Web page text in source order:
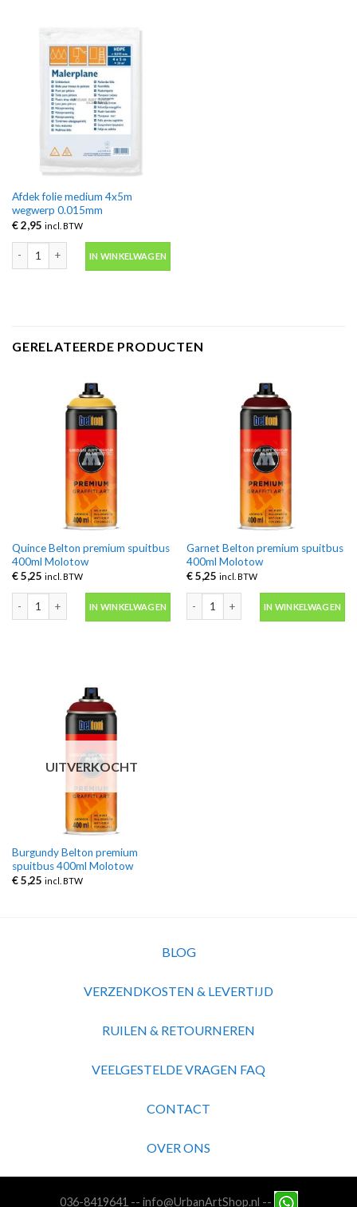
Afdek folie medium 4x5m
wegwerp 0.015mm
€2,95 incl. BTW
IN WINKELWAGEN
GERELATEERDE PRODUCTEN
Quince Belton premium spuitbus
400ml Molotow
€5,25 incl. BTW
IN WINKELWAGEN
Garnet Belton premium spuitbus
400ml Molotow
€5,25 incl. BTW
IN WINKELWAGEN
UITVERKOCHT
Burgundy Belton premium
spuitbus 400ml Molotow
€5,25 incl. BTW
BLOG
VERZENDKOSTEN & LEVERTIJD
RUILEN & RETOURNEREN
VEELGESTELDE VRAGEN FAQ
CONTACT
OVER ONS
036-8419641 -- info@UrbanArtShop.nl --